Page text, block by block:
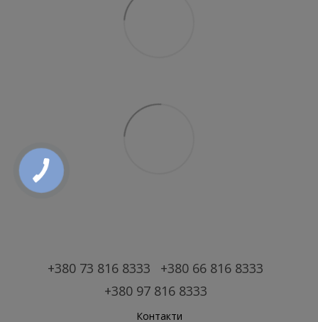
+380 73 816 8333
+380 66 816 8333
+380 97 816 8333
Контакти